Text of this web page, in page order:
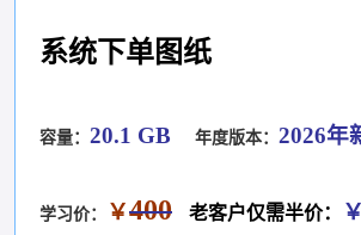
系统下单图纸
容量： 20.1 GB 年度版本： 2026年
学习价： ￥400 老客户仅需半价： ￥